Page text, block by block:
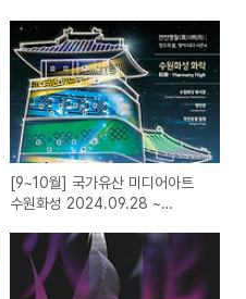
[9~10월] 국가유산 미디어아트
수원화성 2024.09.28 ~